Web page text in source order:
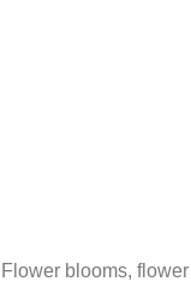
Flower blooms,